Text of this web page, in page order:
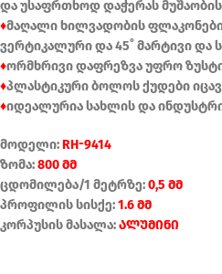
და უსაფრთხოდ დაჭერას
♦მაღალი ხილვადობის
ვერტიკალური და 45˚ მარტივი და
♦ორმხრივი დაფრეზვა უფრო
♦პლასტიკური ბოლოს ქუდები
♦იდეალურია სახლის და
მოდელი:RH-9414
ზომა:800 მმ
ცდომილება/1 მეტრზე:0,5 მმ
პროფილის სისქე:1.6 მმ
კორპუსის მასალა:ალუმინი